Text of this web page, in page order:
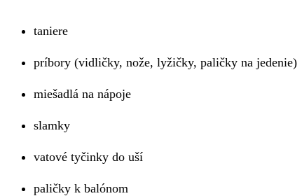
taniere
príbory (vidličky, nože, lyžičky, paličky na jedenie)
miešadlá na nápoje
slamky
vatové tyčinky do uší
paličky k balónom